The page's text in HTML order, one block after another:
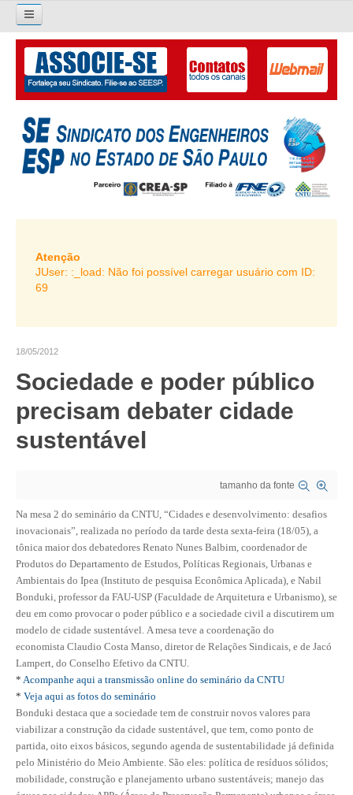
Pesquisar...
O SINDICATO
APRESENTAÇÃO
PALAVRA DO PRESIDENTE
DIRETORIA
LIVRO GESTÃO 2026-2029
SUBSEDES SINDICAIS
ORGANOGRAMA
CRESCE BRASIL
CONSELHO TECNOLÓGICO
HISTÓRICO E ATUAÇÃO
CONSELHOS ASSESSORES
PERSONALIDADES DA TECNOLOGIA
TRANSPARÊNCIA
CONSULTORIA
ACORDOS, CONVENÇÕES E DISSÍDIOS
CONTRIBUIÇÕES
CONTRIBUIÇÃO ASSISTENCIAL
Atenção
JUser: :_load: Não foi possível carregar usuário com ID:
69
18/05/2012
Sociedade e poder público
precisam debater cidade
sustentável
tamanho da fonte
Na mesa 2 do seminário da CNTU, “Cidades e desenvolvimento: desafios
inovacionais”, realizada no período da tarde desta sexta-feira (18/05), a
tônica maior dos debatedores Renato Nunes Balbim, coordenador de
Produtos do Departamento de Estudos, Políticas Regionais, Urbanas e
Ambientais do Ipea (Instituto de pesquisa Econômica Aplicada), e Nabil
Bonduki, professor da FAU-USP (Faculdade de Arquitetura e Urbanismo), se
deu em como provocar o poder público e a sociedade civil a discutirem um
modelo de cidade sustentável. A mesa teve a coordenação do
economista Claudio Costa Manso, diretor de Relações Sindicais, e de Jacó
Lampert, do Conselho Efetivo da CNTU.
* Acompanhe aqui a transmissão online do seminário da CNTU
* Veja aqui as fotos do seminário
Bonduki destaca que a sociedade tem de construir novos valores para
viabilizar a construção da cidade sustentável, que tem, como ponto de
partida, oito eixos básicos, segundo agenda de sustentabilidade já definida
pelo Ministério do Meio Ambiente. São eles: política de resíduos sólidos;
mobilidade, construção e planejamento urbano sustentáveis; manejo das